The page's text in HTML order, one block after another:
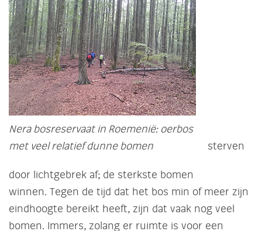
Nera bosreservaat in Roemenië: oerbos
met veel relatief dunne bomen
sterven
door lichtgebrek af; de sterkste bomen
winnen. Tegen de tijd dat het bos min of meer zijn
eindhoogte bereikt heeft, zijn dat vaak nog veel
bomen. Immers, zolang er ruimte is voor een